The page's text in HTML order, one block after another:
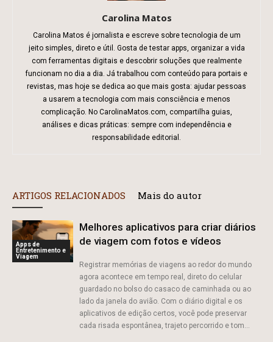
Carolina Matos
Carolina Matos é jornalista e escreve sobre tecnologia de um
jeito simples, direto e útil. Gosta de testar apps, organizar a vida
com ferramentas digitais e descobrir soluções que realmente
funcionam no dia a dia. Já trabalhou com conteúdo para portais e
revistas, mas hoje se dedica ao que mais gosta: ajudar pessoas
a usarem a tecnologia com mais consciência e menos
complicação. No CarolinaMatos.com, compartilha guias,
análises e dicas práticas: sempre com independência e
responsabilidade editorial.
ARTIGOS RELACIONADOS Mais do autor
Apps de
Entretenimento e
Viagem
Melhores aplicativos para criar diários
de viagem com fotos e vídeos
Registrar memórias de viagens ao redor do mundo
agora acontece em tempo real, direto do celular
guardado no bolso do casaco de caminhada ou ao
lado da janela do avião. Com o diário digital e os
aplicativos de edição certos, você pode preservar
cada risada espontânea, trajeto percorrido e tom...